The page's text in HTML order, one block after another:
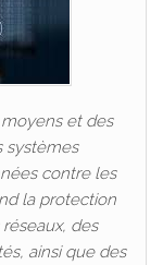
et des
systèmes
contre les
la protection
des
ainsi que des